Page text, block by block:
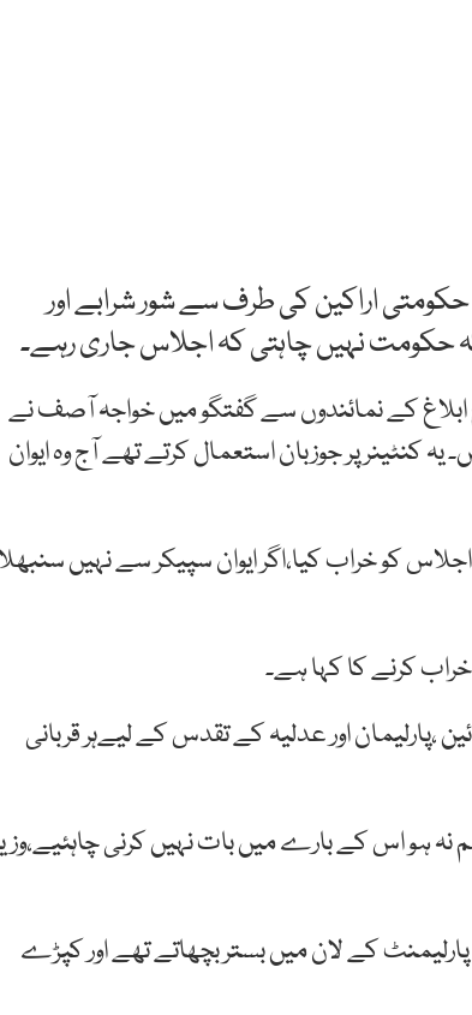
اراکین کی طرف سے شور شرابے اور
نہیں چاہتی کہ اجلاس جاری رہے۔
ابلاغ کے نمائندوں سے گفتگو میں خواجہ آصف نے
کنٹینر پر جوزبان استعمال کرتے تھے آج وہ ایوان
کو خراب کیا،اگر ایوان سپیکر سے نہیں
خراب کرنے کا کہا ہے۔
اور عدلیہ کے تقدس کے لیےہر قربانی
ہو اس کے بارے میں بات نہیں کرنی
کے لان میں بستر بچھاتے تھے اور کپڑے